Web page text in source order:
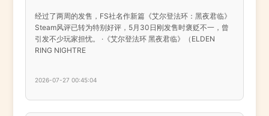
经过了两周的发售，FS社名作新篇《艾尔登法环：黑夜君临》
Steam风评已转为特别好评，5月30日刚发售时褒贬不一，曾
引发不少玩家担忧。 ·《艾尔登法环 黑夜君临》（ELDEN
RING NIGHTRE
2026-07-27 00:45:04